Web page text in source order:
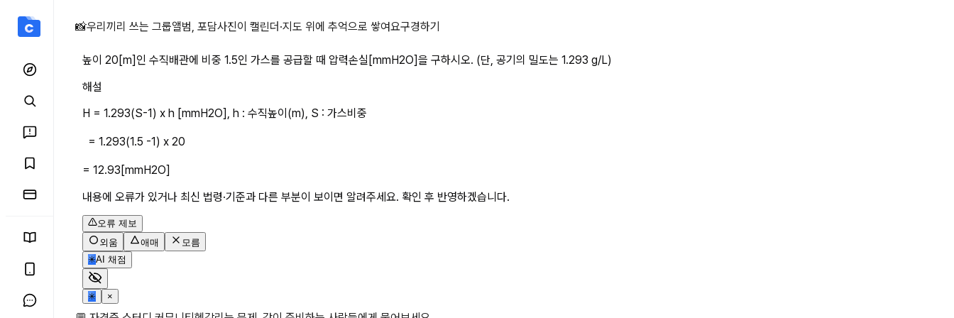
높이 20[m]인 수직배관에 비중 1.5인 가스를 공급할 때 압력손실[mmH2O]을 상세 페이지
📸우리끼리 쓰는 그룹앨범, 포담사진이 캘린더·지도 위에 추억으로 쌓여요구경하기
높이 20[m]인 수직배관에 비중 1.5인 가스를 공급할 때 압력손실[mmH2O]을 구하시오. (단, 공기의 밀도는 1.293 g/L)
해설
H = 1.293(S-1) x h [mmH2O], h : 수직높이(m), S : 가스비중
= 1.293(1.5 -1) x 20
= 12.93[mmH2O]
내용에 오류가 있거나 최신 법령·기준과 다른 부분이 보이면 알려주세요. 확인 후 반영하겠습니다.
오류 제보
외움
애매
모름
✳AI 채점
✳ ×